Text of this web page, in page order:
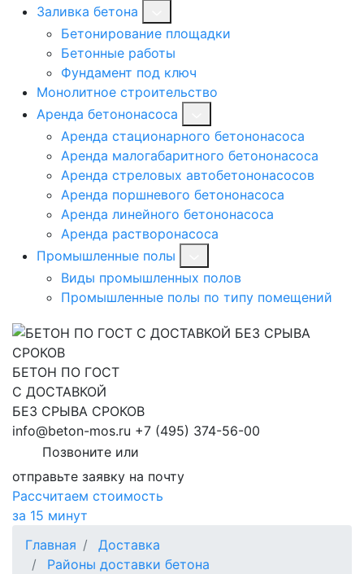
Заливка бетона
Бетонирование площадки
Бетонные работы
Фундамент под ключ
Монолитное строительство
Аренда бетононасоса
Аренда стационарного бетононасоса
Аренда малогабаритного бетононасоса
Аренда стреловых автобетононасосов
Аренда поршневого бетононасоса
Аренда линейного бетононасоса
Аренда растворонасоса
Промышленные полы
Виды промышленных полов
Промышленные полы по типу помещений
БЕТОН ПО ГОСТ
С ДОСТАВКОЙ
БЕЗ СРЫВА СРОКОВ
info@beton-mos.ru +7 (495) 374-56-00
Позвоните или
отправьте заявку на почту
Рассчитаем стоимость
за 15 минут
Главная
Доставка
Районы доставки бетона